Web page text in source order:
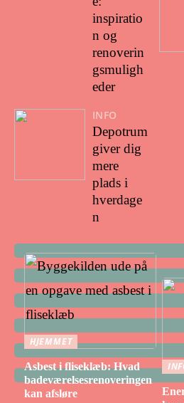
inspiratio
n og
renoverin
gsmuligh
eder
INFO
Depotrum
giver dig
mere
plads i
hverdage
n
HJEMMET
Asbest i fliseklæb: Hvad
badeværelsesrenoveringen
kan afsløre